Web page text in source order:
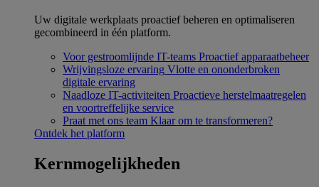
Uw digitale werkplaats proactief beheren en optimaliseren
gecombineerd in één platform.
Voor gestroomlijnde IT-teams Proactief apparaatbeheer
Wrijvingsloze ervaring Vlotte en ononderbroken
digitale ervaring
Naadloze IT-activiteiten Proactieve herstelmaatregelen
en voortreffelijke service
Praat met ons team Klaar om te transformeren?
Ontdek het platform
Kernmogelijkheden